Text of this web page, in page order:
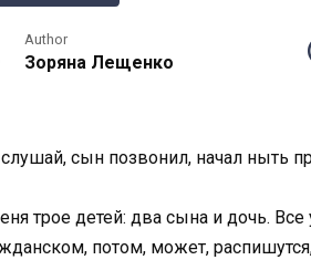
Author
Зоряна Лещенко
сын позвонил, начал ныть
трое детей: два сына и дочь.
потом, может,